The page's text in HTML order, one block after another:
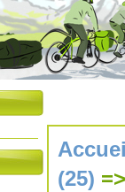
(25) =>